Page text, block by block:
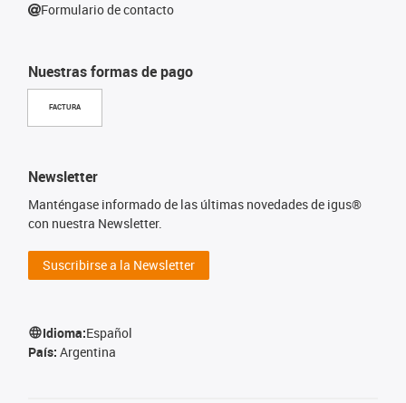
Nuestras formas de pago
FACTURA
Formulario de contacto
Newsletter
Manténgase informado de las últimas novedades de igus®
con nuestra Newsletter.
Suscribirse a la Newsletter
Idioma:Español
País: Argentina